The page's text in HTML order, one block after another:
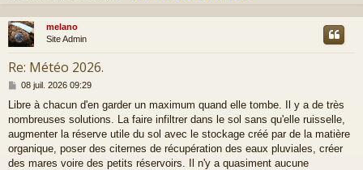
u
melano
Site Admin
Re: Météo 2026.
M
s
s
a
g
e
08 juil. 2026 09:29
Libre à chacun d'en garder un maximum quand elle tombe. Il y a de très
nombreuses solutions. La faire infiltrer dans le sol sans qu'elle ruisselle,
augmenter la réserve utile du sol avec le stockage créé par de la matière
organique, poser des citernes de récupération des eaux pluviales, créer
des mares voire des petits réservoirs. Il n'y a quasiment aucune